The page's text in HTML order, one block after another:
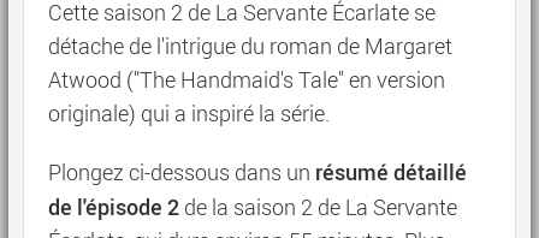
Cette saison 2 de La Servante Écarlate se
détache de l'intrigue du roman de Margaret
Atwood ("The Handmaid's Tale" en version
originale) qui a inspiré la série.
Plongez ci-dessous dans un résumé détaillé
de l'épisode 2de la saison 2 de La Servante